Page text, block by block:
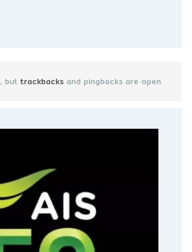
buttrackbacksand pingbacks are open.